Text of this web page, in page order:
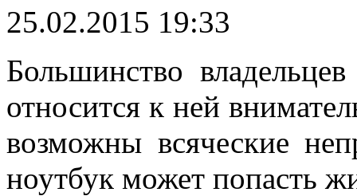
25.02.2015 19:33
Большинство
относится к ней
возможны всяческие
ноутбук может попасть